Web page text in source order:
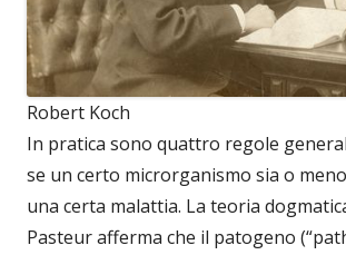
Robert Koch
In pratica sono quattro regole
se un certo microrganismo sia o
una certa malattia. La teoria
Pasteur afferma che il patogeno